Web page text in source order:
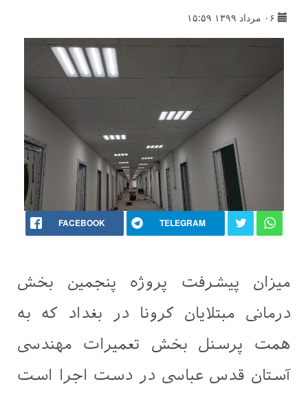
۰۶ مرداد ۱۳۹۹ ۱۵:۵۹
FACEBOOK TELEGRAM
میزان پیشرفت پروژه پنجمین بخش
درمانی مبتلایان کرونا در بغداد که به
همت پرسنل بخش تعمیرات مهندسی
آستان قدس عباسی در دست اجرا است